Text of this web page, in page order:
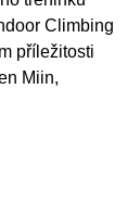
Climbing
příležitosti
Miin,